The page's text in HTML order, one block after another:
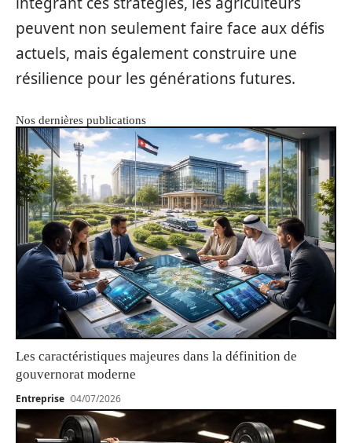
peuvent non seulement faire face aux défis
actuels, mais également construire une
résilience pour les générations futures.
Nos dernières publications
Les caractéristiques majeures dans la définition de
gouvernorat moderne
Entreprise 04/07/2026